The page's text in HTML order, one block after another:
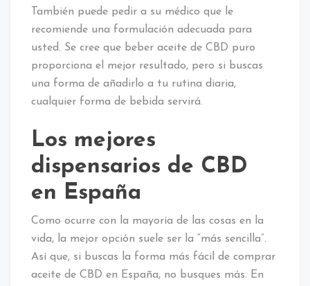
También puede pedir a su médico que le
recomiende una formulación adecuada para
usted. Se cree que beber aceite de CBD puro
proporciona el mejor resultado, pero si buscas
una forma de añadirlo a tu rutina diaria,
cualquier forma de bebida servirá.
Los mejores
dispensarios de CBD
en España
Como ocurre con la mayoría de las cosas en la
vida, la mejor opción suele ser la “más sencilla”.
Así que, si buscas la forma más fácil de comprar
aceite de CBD en España, no busques más. En